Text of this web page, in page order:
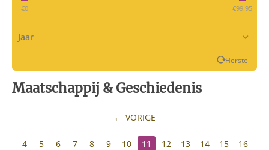
‎€0 ‎€99.95
Jaar
Herstel
Maatschappij & Geschiedenis
VORIGE
4 5 6 7 8 9 10 11 12 13 14 15
16